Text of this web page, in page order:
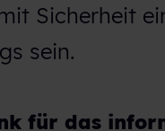
Sicherheit
sein.
für das